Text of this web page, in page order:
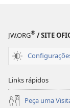
JW.ORG® / SITE
Links rápidos
Peça uma